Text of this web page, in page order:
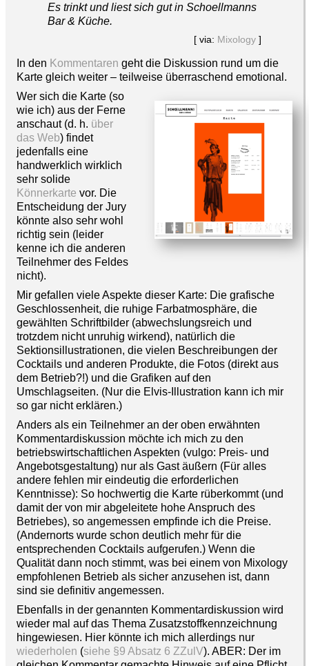
Es trinkt und liest sich gut in Schoellmanns
Bar & Küche.
[ via: Mixology ]
In den Kommentaren geht die Diskussion rund um die
Karte gleich weiter – teilweise überraschend emotional.
Wer sich die Karte (so
wie ich) aus der Ferne
anschaut (d. h. über
das Web) findet
jedenfalls eine
handwerklich wirklich
sehr solide
Könnerkarte vor. Die
Entscheidung der Jury
könnte also sehr wohl
richtig sein (leider
kenne ich die anderen
Teilnehmer des Feldes
nicht).
Mir gefallen viele Aspekte dieser Karte: Die grafische
Geschlossenheit, die ruhige Farbatmosphäre, die
gewählten Schriftbilder (abwechslungsreich und
trotzdem nicht unruhig wirkend), natürlich die
Sektionsillustrationen, die vielen Beschreibungen der
Cocktails und anderen Produkte, die Fotos (direkt aus
dem Betrieb?!) und die Grafiken auf den
Umschlagseiten. (Nur die Elvis-Illustration kann ich mir
so gar nicht erklären.)
Anders als ein Teilnehmer an der oben erwähnten
Kommentardiskussion möchte ich mich zu den
betriebswirtschaftlichen Aspekten (vulgo: Preis- und
Angebotsgestaltung) nur als Gast äußern (Für alles
andere fehlen mir eindeutig die erforderlichen
Kenntnisse): So hochwertig die Karte rüberkommt (und
damit der von mir abgeleitete hohe Anspruch des
Betriebes), so angemessen empfinde ich die Preise.
(Andernorts wurde schon deutlich mehr für die
entsprechenden Cocktails aufgerufen.) Wenn die
Qualität dann noch stimmt, was bei einem von Mixology
empfohlenen Betrieb als sicher anzusehen ist, dann
sind sie definitiv angemessen.
Ebenfalls in der genannten Kommentardiskussion wird
wieder mal auf das Thema Zusatzstoffkennzeichnung
hingewiesen. Hier könnte ich mich allerdings nur
wiederholen (siehe §9 Absatz 6 ZZulV). ABER: Der im